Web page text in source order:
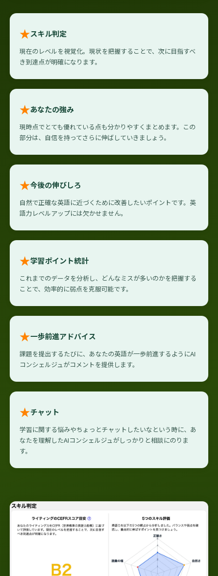
★スキル判定
現在のレベルを視覚化。現状を把握することで、次に目指すべ
き到達点が明確になります。
★あなたの強み
現時点でとても優れている点も分かりやすくまとめます。この
部分は、自信を持ってさらに伸ばしていきましょう。
★今後の伸びしろ
自然で正確な英語に近づくために改善したいポイントです。英
語力レベルアップには欠かせません。
★学習ポイント統計
これまでのデータを分析し、どんなミスが多いのかを把握する
ことで、効率的に弱点を克服可能です。
★一歩前進アドバイス
課題を提出するたびに、あなたの英語が一歩前進するようにAI
コンシェルジュがコメントを提供します。
★チャット
学習に関する悩みやちょっとチャットしたいなという時に、あ
なたを理解したAIコンシェルジュがしっかりと相談にのりま
す。